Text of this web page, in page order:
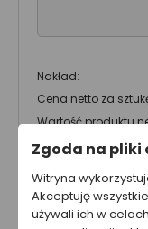
Nakład:
Cena netto za
Wartość produktu
Zgoda na pliki
Witryna
Akceptuję
używali ich w